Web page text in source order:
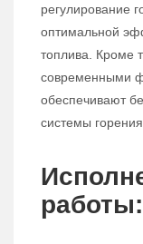
регулирование
оптимальной
топлива. Кроме
современными
обеспечивают
системы горения.
работы: